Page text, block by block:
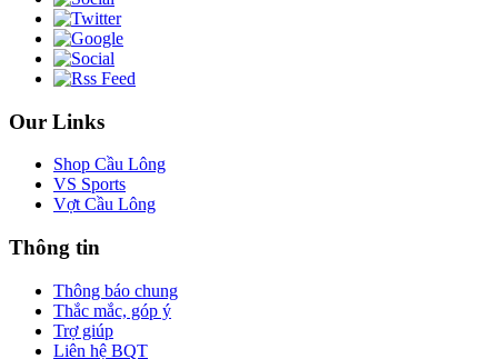
Our Links
Shop Cầu Lông
VS Sports
Vợt Cầu Lông
Thông tin
Thông báo chung
Thắc mắc, góp ý
Trợ giúp
Liên hệ BQT